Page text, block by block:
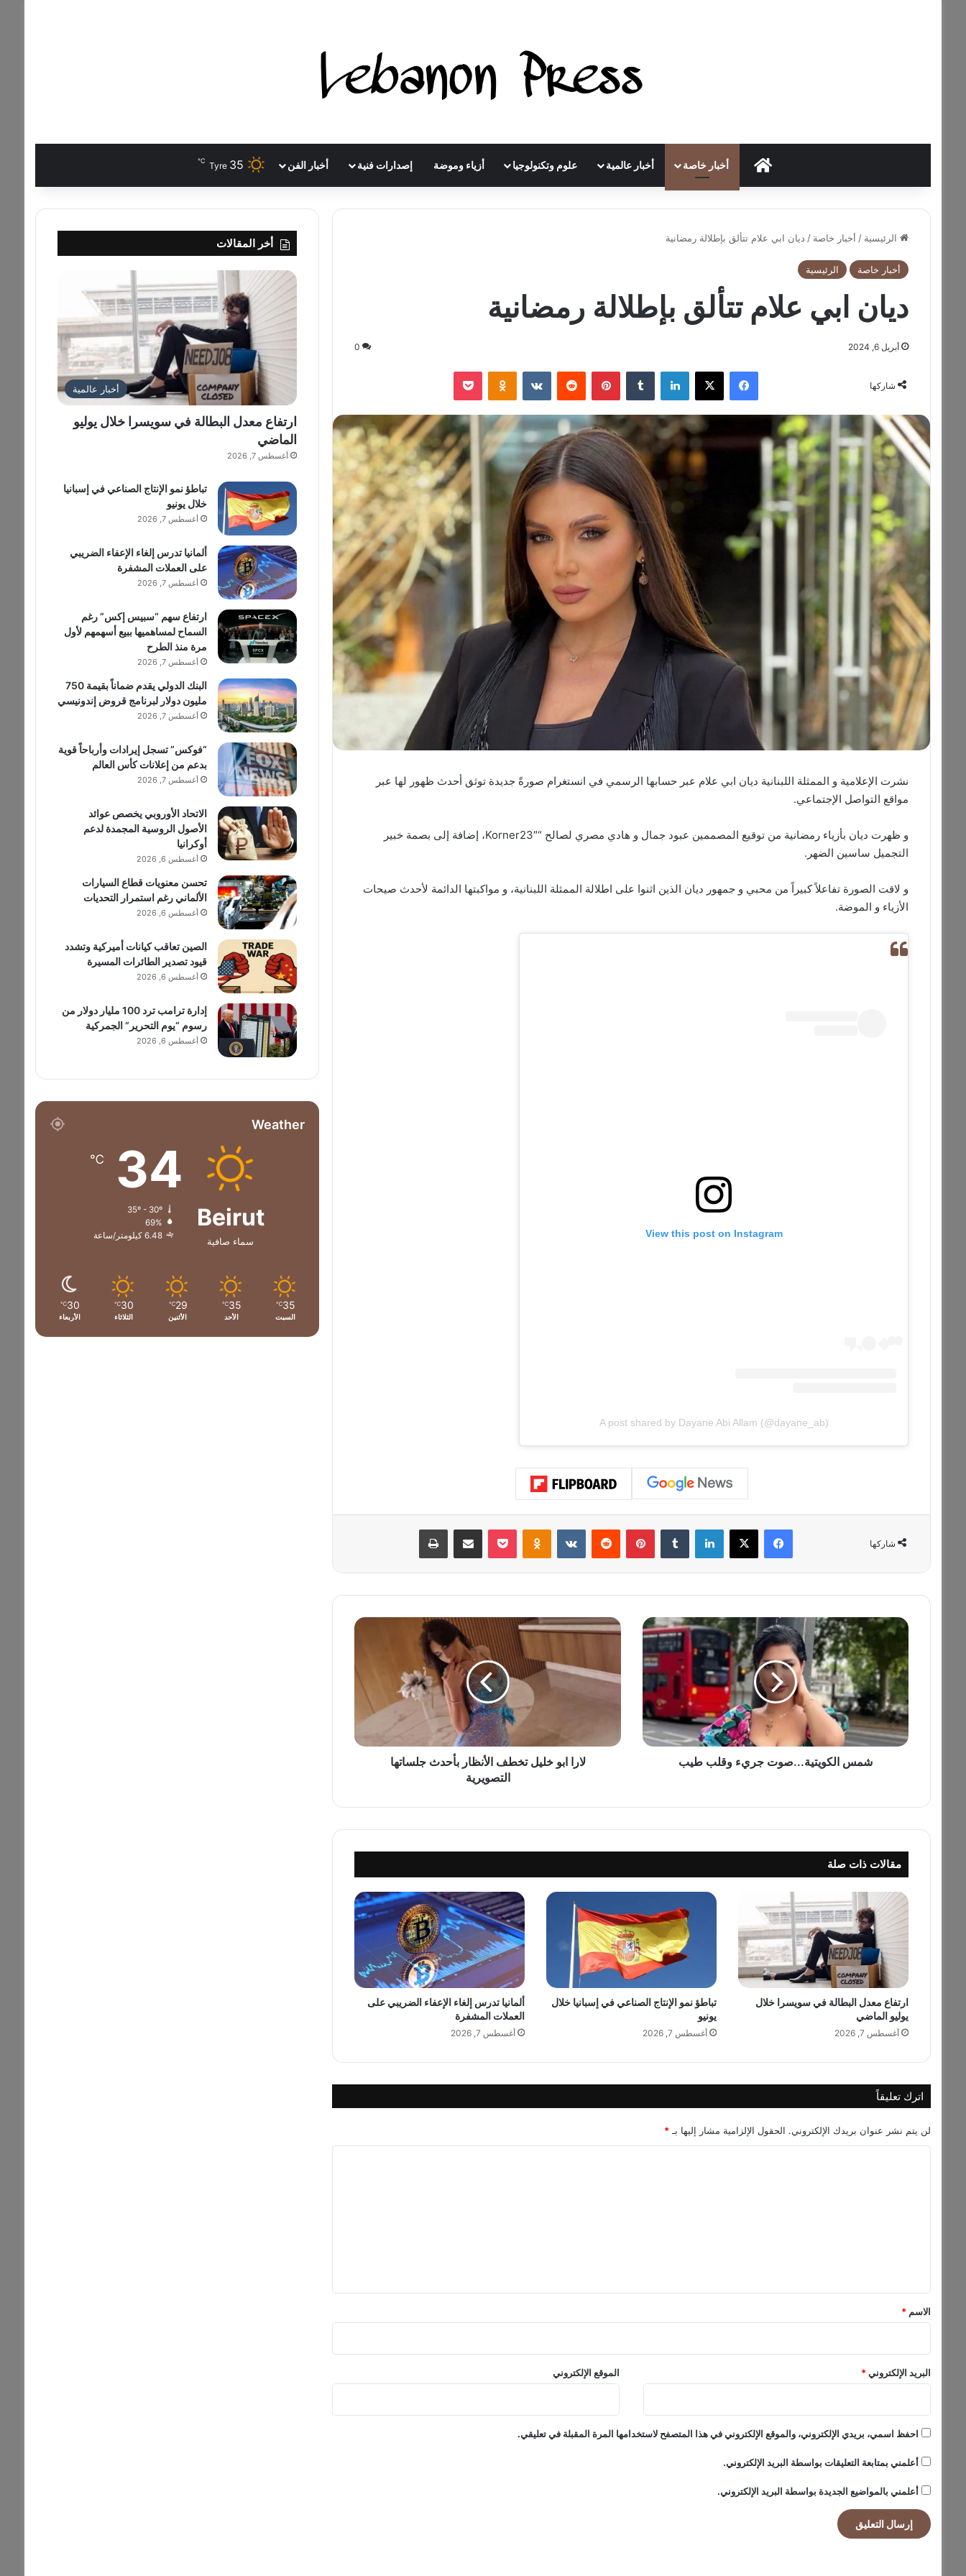
HOMEأخبار خاصة أخبار عالمية علوم وتكنولوجيا أزياء وموضة إصدارات فنية أخبار الفن Tyre 35
℃
الرئيسية / أخبار خاصة / ديان ابي علام تتألق بإطلالة رمضانية
أخبار خاصة الرئيسية
ديان ابي علام تتألق بإطلالة رمضانية
أبريل 6, 2024 0
شاركها
فيسبوك ‫X لينكدإن ‏Tumblr بينتيريست ‏Reddit
‏VKontakte
Odnoklassniki
‫Pocket
نشرت الإعلامية و الممثلة اللبنانية ديان ابي علام عبر حسابها الرسمي في انستغرام صورةً جديدة توثق أحدث ظهور لها عبر
مواقع التواصل الإجتماعي.
و ظهرت ديان بأزياء رمضانية من توقيع المصممين عبود جمال و هادي مصري لصالح “Korner23″، إضافة إلى بصمة خبير
التجميل ساسين الضهر.
و لاقت الصورة تفاعلاً كبيراً من محبي و جمهور ديان الذين اثنوا على اطلالة الممثلة اللبنانية، و مواكبتها الدائمة لأحدث صيحات
الأزياء و الموضة.
View this post on Instagram
A post shared by Dayane Abi Allam (@dayane_ab)
شاركها
فيسبوك ‫X لينكدإن ‏Tumblr بينتيريست ‏Reddit
‏VKontakte
Odnoklassniki
‫Pocket مشاركة عبر البريد طباعة
ش
س
ا
ك
و
ي
ت
.
و
ت
ج
ر
ي
ء
و
ق
ب
ط
ي
ب
شمس الكويتية...صوت جريء وقلب طيب
ل
ا
ل
خ
ا
أ
ا
ر
ب
أ
ح
د
س
ه
لارا ابو خليل تخطف الأنظار بأحدث جلساتها
التصويرية
مقالات ذات صلة
ارتفاع معدل البطالة في سويسرا خلال
يوليو الماضي
أغسطس 7, 2026
تباطؤ نمو الإنتاج الصناعي في إسبانيا خلال
يونيو
أغسطس 7, 2026
ألمانيا تدرس إلغاء الإعفاء الضريبي على
العملات المشفرة
أغسطس 7, 2026
اترك تعليقاً
لن يتم نشر عنوان بريدك الإلكتروني. الحقول الإلزامية مشار إليها بـ *
*
الاسم *
البريد الإلكتروني* الموقع الإلكتروني
احفظ اسمي، بريدي الإلكتروني، والموقع الإلكتروني في هذا المتصفح لاستخدامها المرة المقبلة في تعليقي.
أعلمني بمتابعة التعليقات بواسطة البريد الإلكتروني.
أعلمني بالمواضيع الجديدة بواسطة البريد الإلكتروني.
أخر المقالات
أخبار عالمية
ارتفاع معدل البطالة في سويسرا خلال يوليو
الماضي
أغسطس 7, 2026
تباطؤ نمو الإنتاج الصناعي في إسبانيا
خلال يونيو
أغسطس 7, 2026
ألمانيا تدرس إلغاء الإعفاء الضريبي
على العملات المشفرة
أغسطس 7, 2026
ارتفاع سهم “سبيس إكس” رغم
السماح لمساهميها ببيع أسهمهم لأول
مرة منذ الطرح
أغسطس 7, 2026
البنك الدولي يقدم ضماناً بقيمة 750
مليون دولار لبرنامج قروض إندونيسي
أغسطس 7, 2026
“فوكس” تسجل إيرادات وأرباحاً قوية
بدعم من إعلانات كأس العالم
أغسطس 7, 2026
الاتحاد الأوروبي يخصص عوائد
الأصول الروسية المجمدة لدعم
أوكرانيا
أغسطس 6, 2026
تحسن معنويات قطاع السيارات
الألماني رغم استمرار التحديات
أغسطس 6, 2026
الصين تعاقب كيانات أميركية وتشدد
قيود تصدير الطائرات المسيرة
أغسطس 6, 2026
إدارة ترامب ترد 100 مليار دولار من
رسوم “يوم التحرير” الجمركية
أغسطس 6, 2026
Weather
Beirut
سماء صافية
34
℃
35º - 30º
69%
6.48 كيلومتر/ساعة
35
℃
السبت
35
℃
الأحد
29
℃
الأثنين
30
℃
الثلاثاء
30
℃
الأربعاء